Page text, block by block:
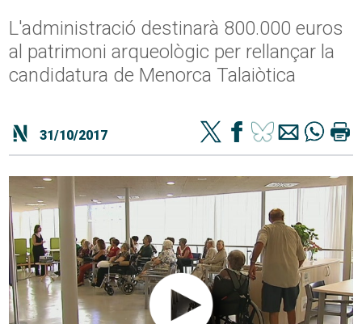
L'administració destinarà 800.000 euros
al patrimoni arqueològic per rellançar la
candidatura de Menorca Talaiòtica
31/10/2017